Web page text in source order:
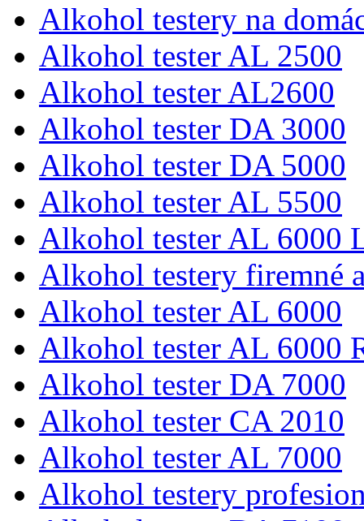
Alkohol testery na
Alkohol tester AL 2500
Alkohol tester AL2600
Alkohol tester DA 3000
Alkohol tester DA 5000
Alkohol tester AL 5500
Alkohol tester AL 6000
Alkohol testery firemné
Alkohol tester AL 6000
Alkohol tester AL 6000
Alkohol tester DA 7000
Alkohol tester CA 2010
Alkohol tester AL 7000
Alkohol testery